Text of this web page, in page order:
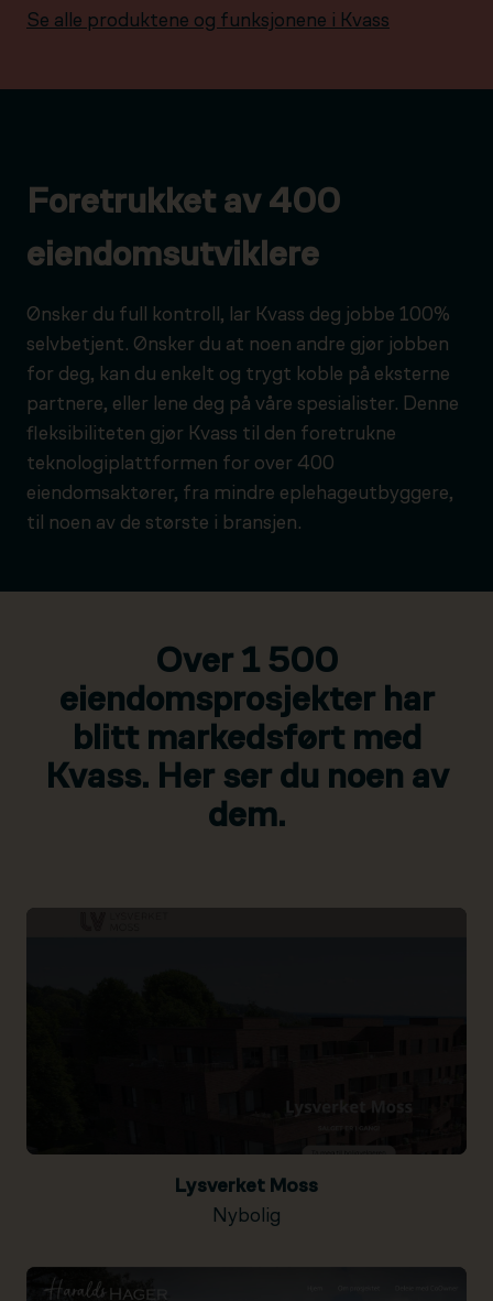
Se alle produktene og funksjonene i Kvass
Foretrukket av 400
eiendomsutviklere
Ønsker du full kontroll, lar Kvass deg jobbe 100%
selvbetjent. Ønsker du at noen andre gjør jobben
for deg, kan du enkelt og trygt koble på eksterne
partnere, eller lene deg på våre spesialister. Denne
fleksibiliteten gjør Kvass til den foretrukne
teknologiplattformen for over 400
eiendomsaktører, fra mindre eplehageutbyggere,
til noen av de største i bransjen.
Over 1 500
eiendomsprosjekter har
blitt markedsført med
Kvass. Her ser du noen av
dem.
Lysverket Moss
Nybolig